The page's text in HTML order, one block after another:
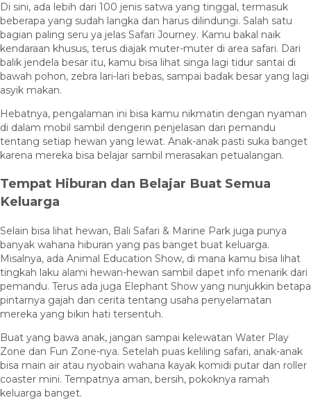
Di sini, ada lebih dari 100 jenis satwa yang tinggal, termasuk
beberapa yang sudah langka dan harus dilindungi. Salah satu
bagian paling seru ya jelas Safari Journey. Kamu bakal naik
kendaraan khusus, terus diajak muter-muter di area safari. Dari
balik jendela besar itu, kamu bisa lihat singa lagi tidur santai di
bawah pohon, zebra lari-lari bebas, sampai badak besar yang lagi
asyik makan.
Hebatnya, pengalaman ini bisa kamu nikmatin dengan nyaman
di dalam mobil sambil dengerin penjelasan dari pemandu
tentang setiap hewan yang lewat. Anak-anak pasti suka banget
karena mereka bisa belajar sambil merasakan petualangan.
Tempat Hiburan dan Belajar Buat Semua
Keluarga
Selain bisa lihat hewan, Bali Safari & Marine Park juga punya
banyak wahana hiburan yang pas banget buat keluarga.
Misalnya, ada Animal Education Show, di mana kamu bisa lihat
tingkah laku alami hewan-hewan sambil dapet info menarik dari
pemandu. Terus ada juga Elephant Show yang nunjukkin betapa
pintarnya gajah dan cerita tentang usaha penyelamatan
mereka yang bikin hati tersentuh.
Buat yang bawa anak, jangan sampai kelewatan Water Play
Zone dan Fun Zone-nya. Setelah puas keliling safari, anak-anak
bisa main air atau nyobain wahana kayak komidi putar dan roller
coaster mini. Tempatnya aman, bersih, pokoknya ramah
keluarga banget.